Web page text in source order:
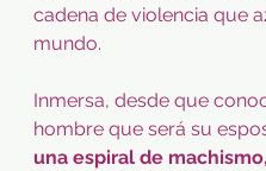
cadena de violencia que
mundo.
Inmersa, desde que
hombre que será su
una espiral de machismo,